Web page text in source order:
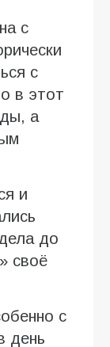
с
с
в этот
а
и
до
своё
с
день